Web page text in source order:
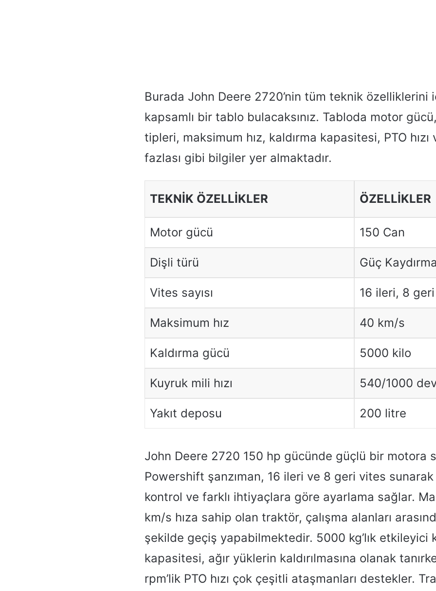
Burada John Deere 2720’nin tüm teknik özelliklerini
kapsamlı bir tablo bulacaksınız. Tabloda motor
tipleri, maksimum hız, kaldırma kapasitesi, PTO
fazlası gibi bilgiler yer almaktadır.
TEKNIK ÖZELLIKLER ÖZELLİKLER
Motor gücü 150 Can
Dişli türü Güç
Vites sayısı 16 ileri, 8 geri
Maksimum hız 40 km/s
Kaldırma gücü 5000 kilo
Kuyruk mili hızı 540/1000
Yakıt deposu 200 litre
John Deere 2720 150 hp gücünde güçlü bir motora
Powershift şanzıman, 16 ileri ve 8 geri vites
kontrol ve farklı ihtiyaçlara göre ayarlama sağlar.
km/s hıza sahip olan traktör, çalışma alanları
şekilde geçiş yapabilmektedir. 5000 kg’lık etkileyici
kapasitesi, ağır yüklerin kaldırılmasına olanak
rpm’lik PTO hızı çok çeşitli ataşmanları destekler.